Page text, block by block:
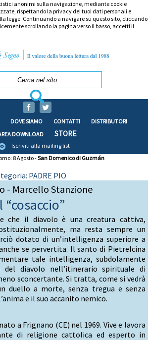
anonimi sulla navigazione, mediante cookie
rispettando la privacy dei tuoi dati personali e
legge. Continuando a navigare su questo sito, cliccando
scrollando la pagina verso il basso, accetti il
DOVE SIAMO CONTATTI
DISTRIBUTORI
DOWNLOAD
STORE
Iscriviti alla mailing list
8 Agosto -San Domenico di Guzmán
PADRE PIO
- Marcello Stanzione
che il diavolo è una creatura cattiva,
ma resta sempre un
dotato di un’intelligenza superiore a
se pervertita. Il santo di Pietrelcina
tale intelligenza, subdolamente
del diavolo nell’itinerario spirituale di
sconcertante. Si tratta, come si vedrà
duello a morte, senza tregua e senza
e il suo accanito nemico.
a Frignano (CE) nel 1969. Vive e lavora
di religione cattolica ed esperto in